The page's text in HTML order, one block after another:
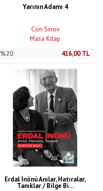
Yarının Adamı 4
Con Sinov
Masa Kitap
%20
416,00TL
Erdal İnönü Anılar, Hatıralar,
Tanıklar / Bilge Bi...